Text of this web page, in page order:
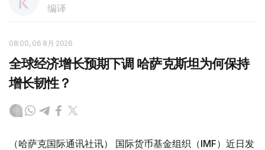
编译
08:00, 06 8月 2026
全球经济增长预期下调 哈萨克斯坦为何保持
增长韧性？
（哈萨克国际通讯社讯） 国际货币基金组织（IMF）近日发